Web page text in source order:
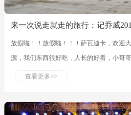
来一次说走就走的旅行：记乔威
放假啦！！放假啦！！！萨瓦迪卡，欢迎
源，我们东西很好吃，人长的好看，小哥
查看更多>>